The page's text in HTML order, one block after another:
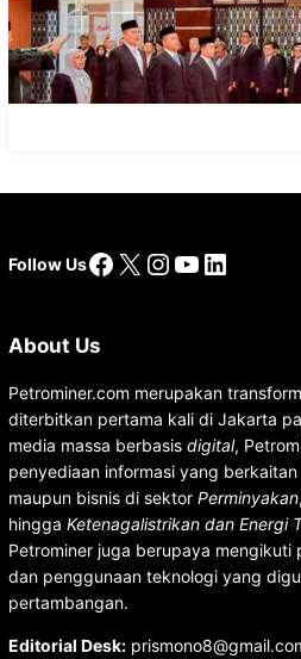
Lana Saria Dilantik
Geologi
Follow UsFacebook
X Instagram
YouTube
LinkedIn
About Us
Petrominer.com merupakan
diterbitkan pertama kali di Jakarta
media massa berbasis digital,
penyediaan informasi yang
maupun bisnis di sektor Perminyakan,
hingga Ketenagalistrikan dan Energi
Petrominer juga berupaya mengikuti
dan penggunaan teknologi yang
pertambangan.
Editorial Desk: